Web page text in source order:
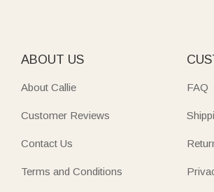
ABOUT US
About Callie
Customer Reviews
Contact Us
Terms and Conditions
FAQ